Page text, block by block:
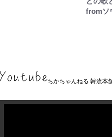
fromソ
ちかちゃんねる 韓流本